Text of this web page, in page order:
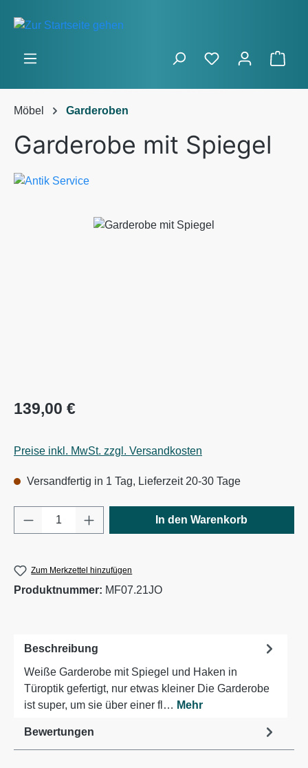
Zum Hauptinhalt springen
Möbel Garderoben
Garderobe mit Spiegel
Bildergalerie überspringen
Regulärer Preis:
139,00 €
Preise inkl. MwSt. zzgl. Versandkosten
Versandfertig in 1 Tag, Lieferzeit 20-30 Tage
Produkt Anzahl: Gib den gewünschten
In den Warenkorb
Zum Merkzettel hinzufügen
Produktnummer: MF07.21JO
Beschreibung
Weiße Garderobe mit Spiegel und Haken in
Türoptik gefertigt, nur etwas kleiner Die Garderobe
ist super, um sie über einer fl… Mehr
Bewertungen